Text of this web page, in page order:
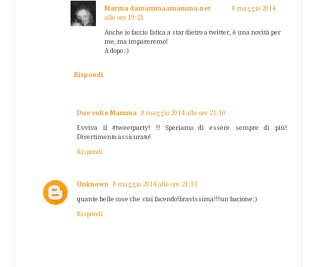
Marina damammaamamma.net
8 maggio 2014
alle ore 19:21
Anche io faccio fatica a star dietro a twitter, è una novità per
me, ma impareremo!
A dopo :)
Rispondi
Due volte Mamma 8 maggio 2014 alle ore 21:10
Evviva il #tweetparty! !! Speriamo di essere sempre di più!
Divertimento assicurato!
Rispondi
Unknown 8 maggio 2014 alle ore 21:33
quante belle cose che stai facendo!bravissima!!!un bacione:)
Rispondi